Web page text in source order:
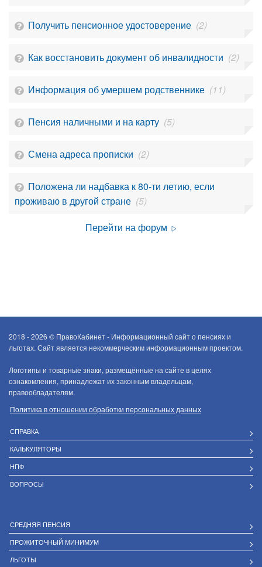
Получить пенсионное удостоверение (2)
Как восстановить документ об инвалидности (2)
Информация об умершем родственнике (11)
Пенсия наличными и на карту (5)
Смена адреса прописки (2)
Положена ли надбавка к 80-ти летию, если
проживаю в другой стране (5)
Перейти на форум
2018 - 2026 © ПравоКабинет - Информационный сайт о пенсиях и
льготах. Сайт является некоммерческим информационным проектом.
Логотипы и товарные знаки, размещённые на сайте в целях
ознакомления, принадлежат их законным владельцам,
правообладателям.
Политика в отношении обработки персональных данных
СПРАВКА
КАЛЬКУЛЯТОРЫ
НПФ
ВОПРОСЫ
СРЕДНЯЯ ПЕНСИЯ
ПРОЖИТОЧНЫЙ МИНИМУМ
ЛЬГОТЫ